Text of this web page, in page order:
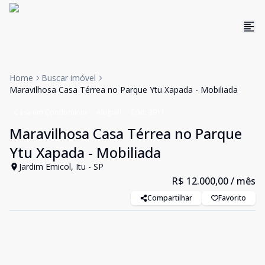
Home
Buscar imóvel
Maravilhosa Casa Térrea no Parque Ytu Xapada - Mobiliada
Maravilhosa Casa Térrea no Parque
Ytu Xapada - Mobiliada
Jardim Emicol, Itu - SP
R$ 12.000,00/ mês
Compartilhar Favorito